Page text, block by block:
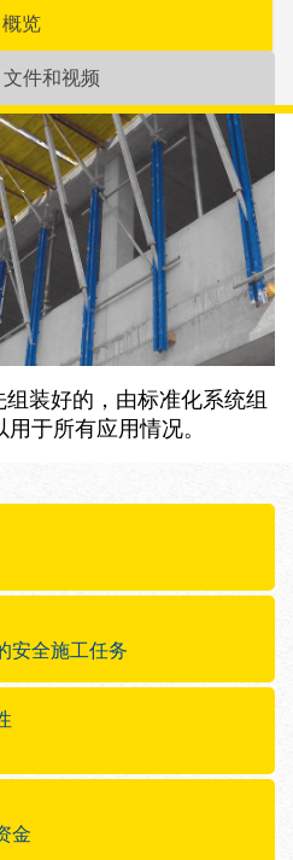
概览
件和视频
装好的，由标准化系统组
于所有应用情况。
时间，因为
松的操作即可投入
安全施工任务
可以把预组装脚手架
平台
1 和 DIN 4420
的优势
金